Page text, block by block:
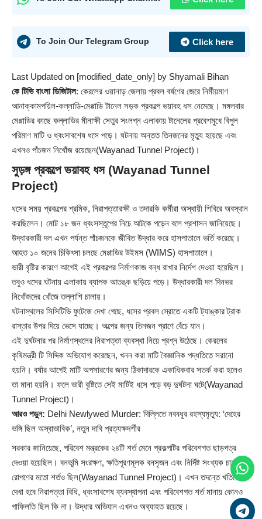
To Join Our Telegram Group Click here
Last Updated on [modified_date_only] by Shyamali Bihan
কে টিভি বাংলা ডিজিটাল: কেরলের ওয়ানাড় জেলায় প্রবল বর্ষণের জেরে নির্মীয়মাণ
আনাক্কামপয়িল-কল্লাডি-মেপ্পাডি টানেল সড়ক প্রকল্পে ভয়াবহ ধস নেমেছে। মঙ্গলবার
মেপ্পাডির কাছে কল্লাডির মীনাক্ষী সেতুর সংলগ্ন এলাকায় টানেলের প্রবেশমুখে বিপুল
পরিমাণ মাটি ও ধ্বংসাবশেষ ধসে পড়ে। ঘটনায় অন্তত তিনজনের মৃত্যু হয়েছে এবং
এখনও পাঁচজন নিখোঁজ রয়েছেন(Wayanad Tunnel Project)।
সুড়ঙ্গ প্রকল্পে ভয়াবহ ধস (Wayanad Tunnel
Project)
ধসের সময় প্রকল্পের শ্রমিক, নিরাপত্তারক্ষী ও তদারকি কর্মীরা অস্থায়ী শিবিরে অবস্থান
করছিলেন। মোট ১৮ জন ধ্বংসস্তূপের নিচে আটকে পড়েন বলে প্রশাসন জানিয়েছে।
উদ্ধারকারী দল এখন পর্যন্ত পাঁচজনকে জীবিত উদ্ধার করে হাসপাতালে ভর্তি করেছে।
আহত ১০ জনের চিকিৎসা চলছে মেপ্পাডির উইমস (WIMS) হাসপাতালে।
ভারী বৃষ্টির কারণে আগেই এই প্রকল্পের নির্মাণকাজ বন্ধ রাখার নির্দেশ দেওয়া হয়েছিল।
তবুও ধসের ঘটনায় এলাকায় ব্যাপক আতঙ্ক ছড়িয়ে পড়ে। উদ্ধারকারী দল দিনভর
নিখোঁজদের খোঁজে তল্লাশি চালায়।
ঘটনাস্থলের সিসিটিভি ফুটেজে দেখা গেছে, ধসের প্রবল স্রোতে একটি ট্যাঙ্কার ট্রাক
রাস্তার উপর দিয়ে ভেসে যাচ্ছে। অল্পের জন্য তিনজন প্রাণে বেঁচে যান।
এই দুর্ঘটনার পর নির্মাণস্থলের নিরাপত্তা ব্যবস্থা নিয়ে প্রশ্ন উঠেছে। কেরলের
কৃষিমন্ত্রী টি সিদ্দিক অভিযোগ করেছেন, খনন করা মাটি বৈজ্ঞানিক পদ্ধতিতে সরানো
হয়নি। বর্ষার আগেই মাটি অপসারণের জন্য ঠিকাদারকে একাধিকবার সতর্ক করা হলেও
তা মানা হয়নি। ফলে ভারী বৃষ্টিতে সেই মাটিই ধসে পড়ে বড় দুর্ঘটনা ঘটে(Wayanad
Tunnel Project)।
আরও পড়ুন: Delhi Newlywed Murder: দিল্লিতে নববধূর রহস্যমৃত্যু: ‘দেহের
ভঙ্গি ছিল অস্বাভাবিক’, নতুন দাবি প্রত্যক্ষদর্শীর
সরকার জানিয়েছে, পরিবেশ মন্ত্রকের ২৪টি শর্ত মেনে প্রকল্পটির পরিবেশগত ছাড়পত্র
দেওয়া হয়েছিল। বনভূমি সংরক্ষণ, ক্ষতিপূরণমূলক বনসৃজন এবং নির্দিষ্ট সংখ্যক চারা
রোপণের মতো শর্তও ছিল(Wayanad Tunnel Project)। এখন তদন্তে খতিয়ে
দেখা হবে নিরাপত্তা বিধি, ধ্বংসাবশেষ ব্যবস্থাপনা এবং পরিবেশগত শর্ত মানায় কোনও
গাফিলতি ছিল কি না। উদ্ধার অভিযান এখনও অব্যাহত রয়েছে।